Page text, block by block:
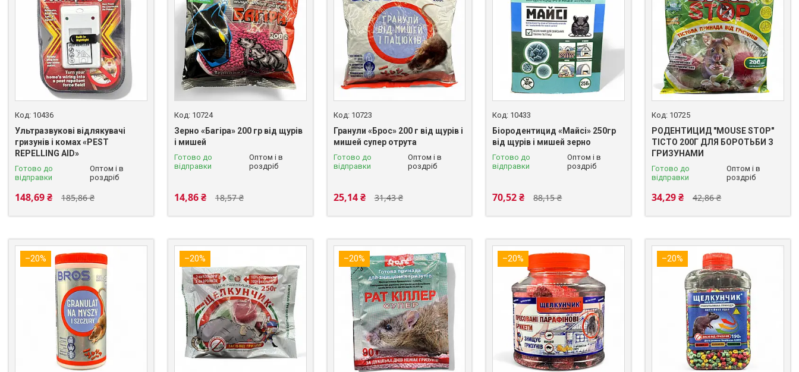
10436
Ультразвукові відлякувачі
гризунів і комах «PEST
REPELLING AID»
Готово до
відправки
Оптом і в
роздріб
185,86 ₴
148,69 ₴
10724
Зерно «Багіра» 200 гр від щурів
і мишей
Готово до
відправки
Оптом і в
роздріб
18,57 ₴
14,86 ₴
10723
Гранули «Брос» 200 г від щурів і
мишей супер отрута
Готово до
відправки
Оптом і в
роздріб
31,43 ₴
25,14 ₴
10433
Біородентицид «Майсі» 250гр
від щурів і мишей зерно
Готово до
відправки
Оптом і в
роздріб
88,15 ₴
70,52 ₴
10725
РОДЕНТИЦИД "MOUSE STOP"
ТІСТО 200Г ДЛЯ БОРОТЬБИ З
ГРИЗУНАМИ
Готово до
відправки
Оптом і в
роздріб
42,86 ₴
34,29 ₴
–20% –20% –20% –20% –20%